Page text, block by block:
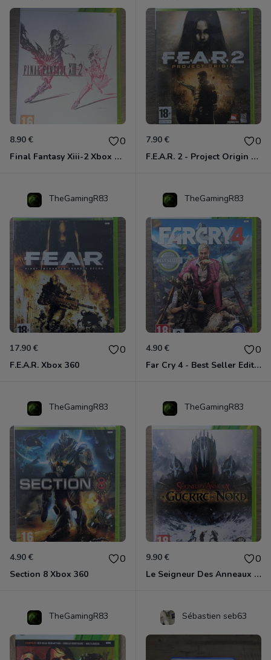
8.90 € 0
Final Fantasy Xiii-2 Xbox 360
7.90 € 0
F.E.A.R. 2 - Project Origin Xbox 360
TheGamingR83
17.90 € 0
F.E.A.R. Xbox 360
TheGamingR83
4.90 € 0
Far Cry 4 - Best Seller Edition Xbox 360
TheGamingR83
4.90 € 0
Section 8 Xbox 360
TheGamingR83
9.90 € 0
Le Seigneur Des Anneaux - La Guerre Du Nord Xbox 360
TheGamingR83 Sébastien seb63